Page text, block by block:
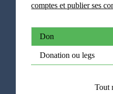
comptes et publier ses
Don
Donation ou legs
Tout